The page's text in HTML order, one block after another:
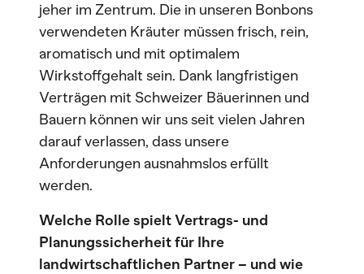
jeher im Zentrum. Die in unseren Bonbons
verwendeten Kräuter müssen frisch, rein,
aromatisch und mit optimalem
Wirkstoffgehalt sein. Dank langfristigen
Verträgen mit Schweizer Bäuerinnen und
Bauern können wir uns seit vielen Jahren
darauf verlassen, dass unsere
Anforderungen ausnahmslos erfüllt
werden.
Welche Rolle spielt Vertrags- und
Planungssicherheit für Ihre
landwirtschaftlichen Partner – und wie